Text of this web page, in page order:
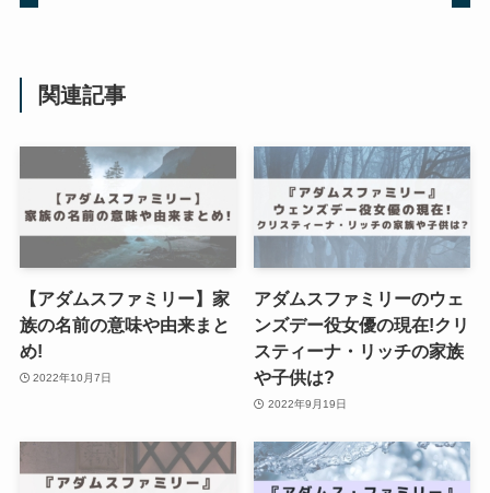
関連記事
【アダムスファミリー】家
族の名前の意味や由来まと
め!
2022年10月7日
アダムスファミリーのウェ
ンズデー役女優の現在!クリ
スティーナ・リッチの家族
や子供は?
2022年9月19日